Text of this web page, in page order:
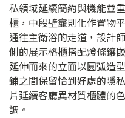
私領域延續簡約與機能並
櫃，中段壁龕則化作置物
通往主衛浴的走道，設計
側的展示格櫃搭配燈條鑲
延伸而來的立面以圓弧造
鋪之間保留恰到好處的隱
片延續客廳異材質櫃體的
調。